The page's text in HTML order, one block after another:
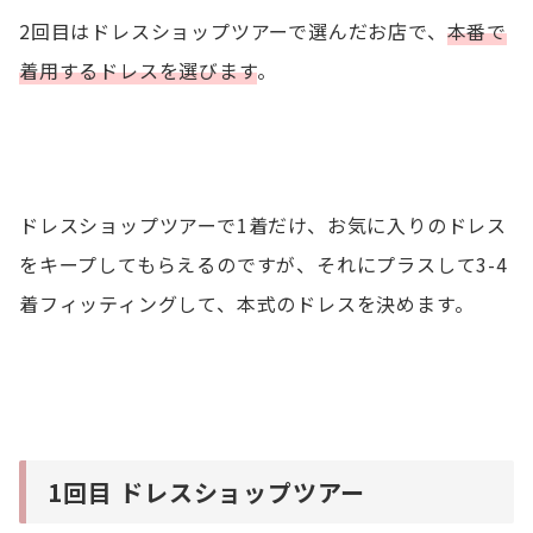
2回目はドレスショップツアーで選んだお店で、 本番で
着用するドレスを選びます。
ドレスショップツアーで1着だけ、お気に入りのドレス
をキープしてもらえるのですが、それにプラスして3-4
着フィッティングして、本式のドレスを決めます。
1回目 ドレスショップツアー